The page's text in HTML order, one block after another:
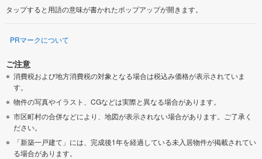
タップすると用語の意味が書かれたポップアップが開きます。
PRマークについて
ご注意
消費税および地方消費税の対象となる場合は税込み価格が表示されていま
す。
物件の写真やイラスト、CGなどは実際と異なる場合があります。
市区町村の合併などにより、地図が表示されない場合があります。ご了承く
ださい。
「新築一戸建て」には、完成後1年を経過している未入居物件が掲載されてい
る場合があります。